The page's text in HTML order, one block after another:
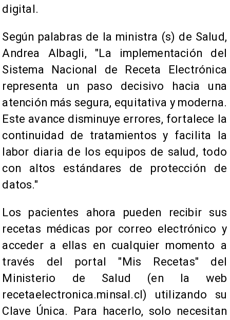
digital.
Según palabras de la ministra (s) de Salud,
Andrea Albagli, "La implementación del
Sistema Nacional de Receta Electrónica
representa un paso decisivo hacia una
atención más segura, equitativa y moderna.
Este avance disminuye errores, fortalece la
continuidad de tratamientos y facilita la
labor diaria de los equipos de salud, todo
con altos estándares de protección de
datos."
Los pacientes ahora pueden recibir sus
recetas médicas por correo electrónico y
acceder a ellas en cualquier momento a
través del portal "Mis Recetas" del
Ministerio de Salud (en la web
recetaelectronica.minsal.cl) utilizando su
Clave Única. Para hacerlo, solo necesitan